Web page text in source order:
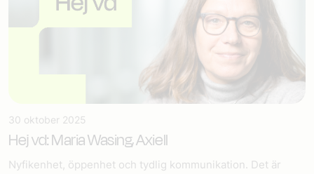
30 oktober 2025
Hej vd: Maria Wasing, Axiell
Nyfikenhet, öppenhet och tydlig kommunikation. Det är